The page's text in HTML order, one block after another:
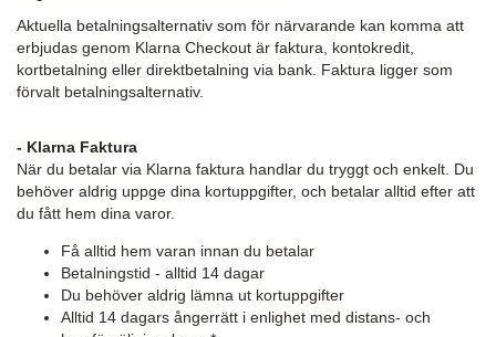
Aktuella betalningsalternativ som för närvarande kan komma att
erbjudas genom Klarna Checkout är faktura, kontokredit,
kortbetalning eller direktbetalning via bank. Faktura ligger som
förvalt betalningsalternativ.
- Klarna Faktura
När du betalar via Klarna faktura handlar du tryggt och enkelt. Du
behöver aldrig uppge dina kortuppgifter, och betalar alltid efter att
du fått hem dina varor.
Få alltid hem varan innan du betalar
Betalningstid - alltid 14 dagar
Du behöver aldrig lämna ut kortuppgifter
Alltid 14 dagars ångerrätt i enlighet med distans- och